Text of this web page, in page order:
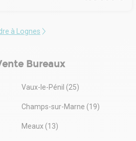
à Lognes
Bureaux
Vaux-le-Pénil (25)
Champs-sur-Marne (19)
Meaux (13)